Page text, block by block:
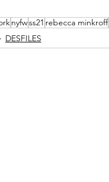
nyfwss21 rebecca minkroff
DESFILES